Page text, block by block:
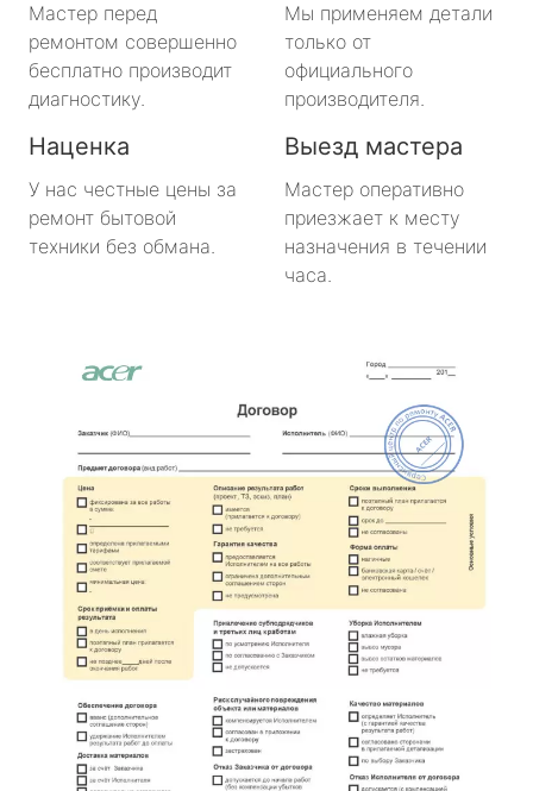
Мастер перед
ремонтом совершенно
бесплатно производит
диагностику.
Мы применяем детали
только от
официального
производителя.
Наценка
У нас честные цены за
ремонт бытовой
техники без обмана.
Выезд мастера
Мастер оперативно
приезжает к месту
назначения в течении
часа.